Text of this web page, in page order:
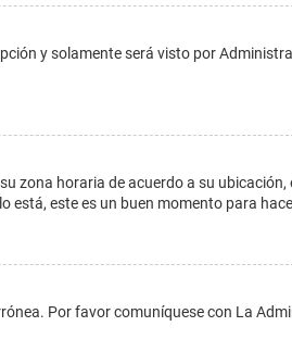
y solamente será visto por
zona horaria de acuerdo a su ubicación,
está, este es un buen momento para
Por favor comuníquese con La